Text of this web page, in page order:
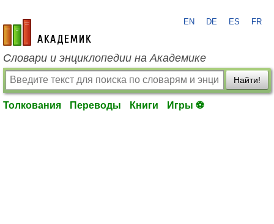
academic.ru
EN DE ES FR
Словари и энциклопедии на Академике
Найти!
Толкования Переводы Книги Игры ⚽